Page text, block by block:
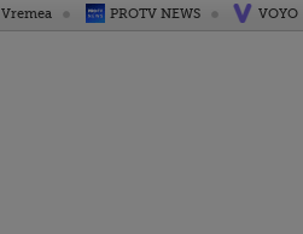
Vremea PROTV NEWS VOYO